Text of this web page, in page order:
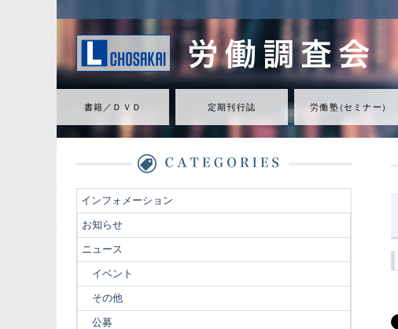
書籍／ＤＶＤ 定期刊行誌 労働塾（セミナ ー ）
インフォメーション
お知らせ
ニュース
イベント
その他
公募